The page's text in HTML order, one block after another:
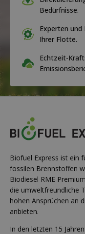
Bedürfnisse.
Experten
Ihrer Flotte.
Echtzeit-
Biofuel Express ist ein
fossilen Brennstoffen
Biodiesel RME
die umweltfreundliche
hohen Ansprüchen an
anbieten.
In den letzten 15